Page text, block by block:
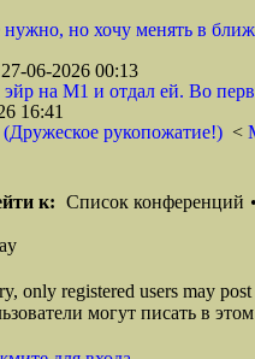
но хочу менять в
06-2026 00:13
на М1 и отдал ей. Во
16:41
рукопожатие!) <
к: Список конференций •
only registered users may
могут писать в